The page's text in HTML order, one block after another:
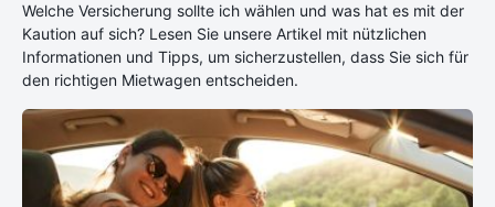
Welche Versicherung sollte ich wählen und was hat es mit der
Kaution auf sich? Lesen Sie unsere Artikel mit nützlichen
Informationen und Tipps, um sicherzustellen, dass Sie sich für
den richtigen Mietwagen entscheiden.